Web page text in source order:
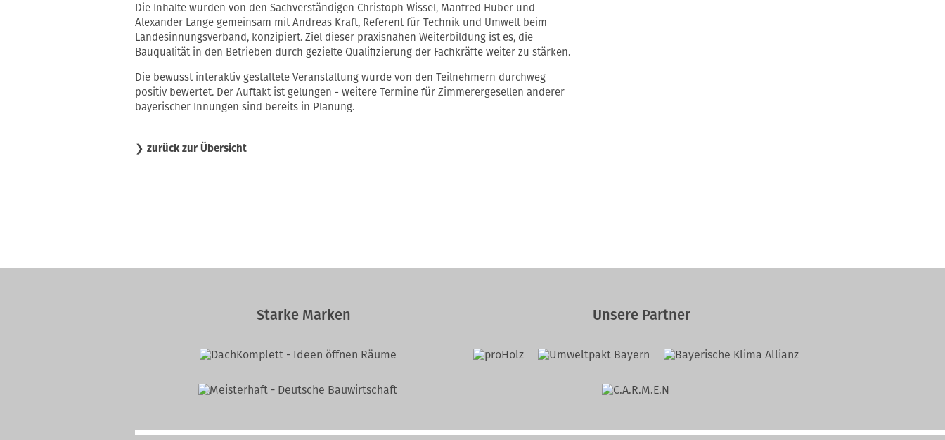
Die Inhalte wurden von den Sachverständigen Christoph Wissel, Manfred Huber und
Alexander Lange gemeinsam mit Andreas Kraft, Referent für Technik und Umwelt beim
Landesinnungsverband, konzipiert. Ziel dieser praxisnahen Weiterbildung ist es, die
Bauqualität in den Betrieben durch gezielte Qualifizierung der Fachkräfte weiter zu stärken.
Die bewusst interaktiv gestaltete Veranstaltung wurde von den Teilnehmern durchweg
positiv bewertet. Der Auftakt ist gelungen - weitere Termine für Zimmerergesellen anderer
bayerischer Innungen sind bereits in Planung.
❯ zurück zur Übersicht
Starke Marken Unsere Partner